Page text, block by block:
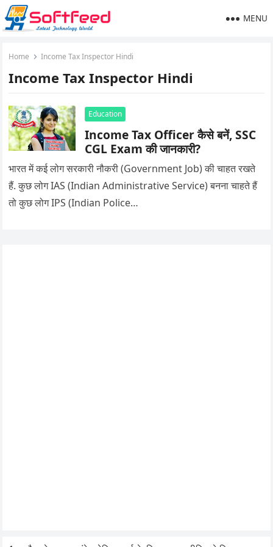
MENU
Home Income Tax Inspector Hindi
Income Tax Inspector Hindi
Education
Income Tax Officer कैसे बनें, SSC
CGL Exam की जानकारी?
भारत में कई लोग सरकारी नौकरी (Government Job) की चाहत रखते
हैं. कुछ लोग IAS (Indian Administrative Service) बनना चाहते हैं
तो कुछ लोग IPS (Indian Police…